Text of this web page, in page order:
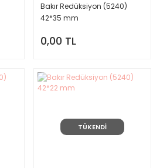
Bakır Redüksiyon (5240)
42*35 mm
0,00 TL
TÜKENDİ